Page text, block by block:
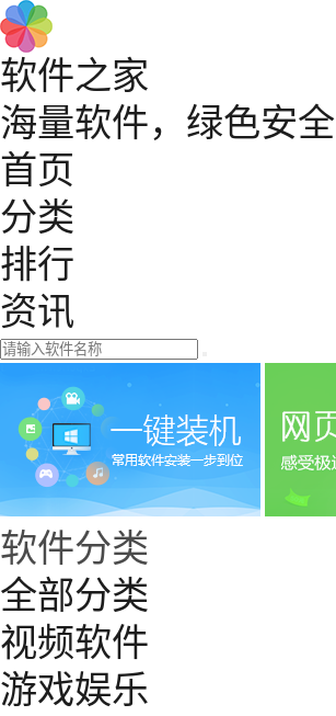
软件之家
海量软件，绿色安全
首页
分类
排行
资讯
软件分类
全部分类
视频软件
游戏娱乐